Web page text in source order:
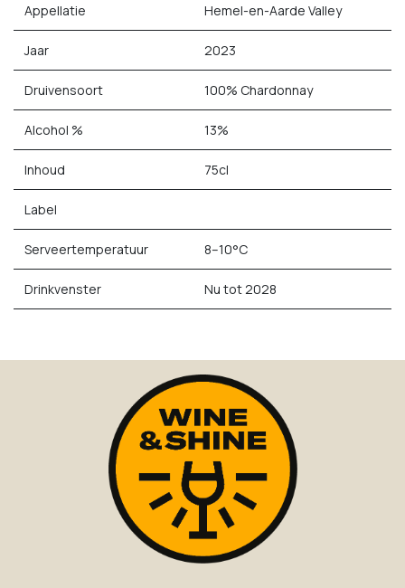
Appellatie Hemel-en-Aarde Valley
Jaar 2023
Druivensoort 100% Chardonnay
Alcohol % 13%
Inhoud 75cl
Label
Serveertemperatuur 8–10°C
Drinkvenster Nu tot 2028